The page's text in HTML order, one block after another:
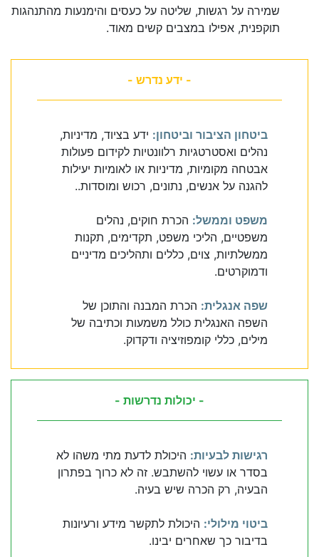
שמירה על רגשות, שליטה על כעסים והימנעות מהתנהגות
תוקפנית, אפילו במצבים קשים מאוד.
- ידע נדרש -
ביטחון הציבור וביטחון: ידע בציוד, מדיניות,
נהלים ואסטרטגיות רלוונטיות לקידום פעולות
אבטחה מקומיות, מדיניות או לאומיות יעילות
להגנה על אנשים, נתונים, רכוש ומוסדות..
משפט וממשל: הכרת חוקים, נהלים
משפטיים, הליכי משפט, תקדימים, תקנות
ממשלתיות, צוים, כללים ותהליכים מדיניים
ודמוקרטים.
שפה אנגלית: הכרת המבנה והתוכן של
השפה האנגלית כולל משמעות וכתיבה של
מילים, כללי קומפוזיציה ודקדוק.
- יכולות נדרשות -
רגישות לבעיות: היכולת לדעת מתי משהו לא
בסדר או עשוי להשתבש. זה לא כרוך בפתרון
הבעיה, רק הכרה שיש בעיה.
ביטוי מילולי: היכולת לתקשר מידע ורעיונות
בדיבור כך שאחרים יבינו.